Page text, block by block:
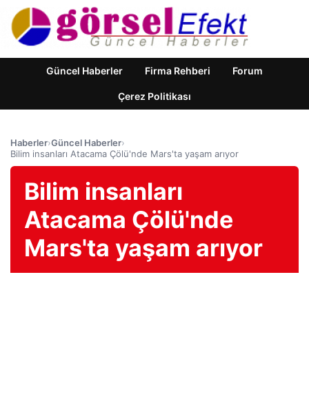
Güncel Haberler Firma Rehberi Forum
Çerez Politikası
Haberler›Güncel Haberler›
Bilim insanları Atacama Çölü'nde Mars'ta yaşam arıyor
Bilim insanları
Atacama Çölü'nde
Mars'ta yaşam arıyor